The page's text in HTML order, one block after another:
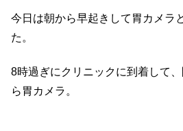
今日は朝から早起きして胃カメラ
た。
8時過ぎにクリニックに到着して
ら胃カメラ。